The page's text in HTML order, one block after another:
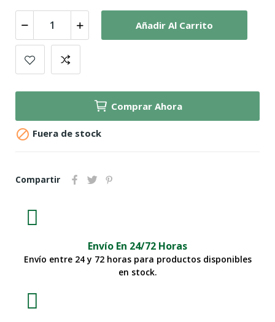
Añadir Al Carrito
Comprar Ahora
 Fuera de stock
Compartir
Envío En 24/72 Horas
Envío entre 24 y 72 horas para productos disponibles
en stock.